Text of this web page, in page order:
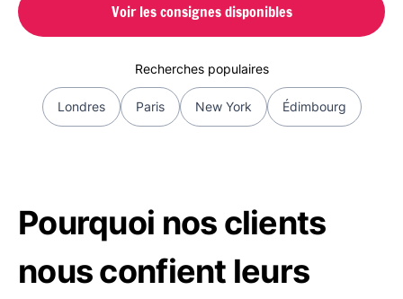
Voir les consignes disponibles
Recherches populaires
Londres Paris New York Édimbourg
Pourquoi nos clients
nous confient leurs